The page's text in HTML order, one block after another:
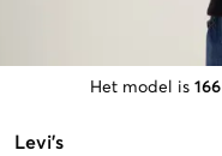
Het model is 166
Levi's